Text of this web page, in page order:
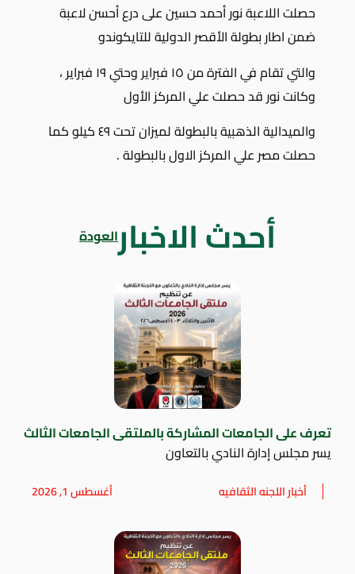
حصلت اللاعبة نور أحمد حسين على درع أحسن لاعبة
ضمن اطار بطولة الأقصر الدولية للتايكوندو
والتي تقام في الفترة من ١٥ فبراير وحتي ١٩ فبراير ،
وكانت نور قد حصلت علي المركز الأول
والميدالية الذهبية بالبطولة لميزان تحت ٤٩ كيلو كما
حصلت مصر علي المركز الاول بالبطولة .
أحدث الاخبارالعودة
تعرف على الجامعات المشاركة بالملتقى الجامعات الثالث
يسر مجلس إدارة النادي بالتعاون
أخبار اللجنه الثقافيه أغسطس 1, 2026